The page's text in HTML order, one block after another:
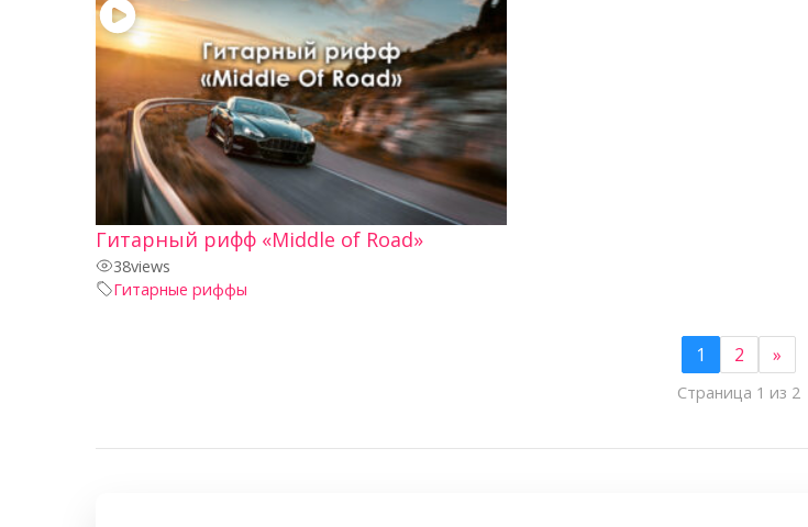
Гитарный рифф «Middle of Road»
38views
Гитарные риффы
1 2 »
Страница 1 из 2